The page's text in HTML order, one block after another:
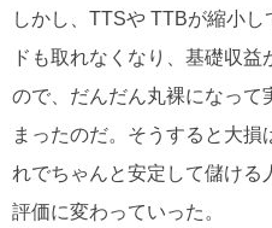
しかし、TTSや TTBが縮小
ドも取れなくなり、基礎収
ので、だんだん丸裸になって
まったのだ。そうすると大
れでちゃんと安定して儲ける
評価に変わっていった。